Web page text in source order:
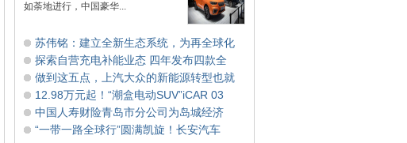
如荼地进行，中国豪华...
苏伟铭：建立全新生态系统，为再全球化
探索自营充电补能业态 四年发布四款全
做到这五点，上汽大众的新能源转型也就
12.98万元起！“潮盒电动SUV”iCAR 03
中国人寿财险青岛市分公司为岛城经济
“一带一路全球行”圆满凯旋！长安汽车